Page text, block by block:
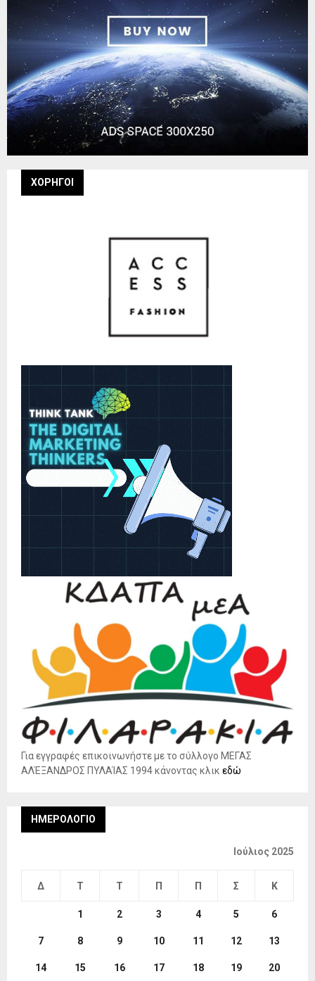
ΧΟΡΗΓΟΙ
Για εγγραφές επικοινωνήστε με το σύλλογο ΜΕΓΑΣ
ΑΛΈΞΑΝΔΡΟΣ ΠΥΛΑΊΑΣ 1994 κάνοντας κλικ εδώ
ΗΜΕΡΟΛΌΓΙΟ
Ιούλιος 2025
Δ Τ Τ Π Π Σ Κ
1 2 3 4 5 6
7 8 9 10 11 12 13
14 15 16 17 18 19 20